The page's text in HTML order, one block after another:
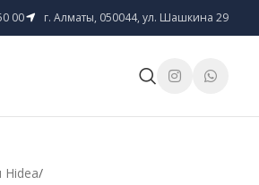
00 г. Алматы, 050044, ул. Шашкина 29
/